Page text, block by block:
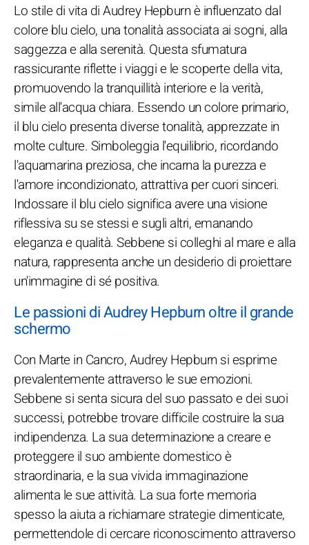
Lo stile di vita di Audrey Hepburn è influenzato dal
colore blu cielo, una tonalità associata ai sogni, alla
saggezza e alla serenità. Questa sfumatura
rassicurante riflette i viaggi e le scoperte della vita,
promuovendo la tranquillità interiore e la verità,
simile all'acqua chiara. Essendo un colore primario,
il blu cielo presenta diverse tonalità, apprezzate in
molte culture. Simboleggia l'equilibrio, ricordando
l'aquamarina preziosa, che incarna la purezza e
l'amore incondizionato, attrattiva per cuori sinceri.
Indossare il blu cielo significa avere una visione
riflessiva su se stessi e sugli altri, emanando
eleganza e qualità. Sebbene si colleghi al mare e alla
natura, rappresenta anche un desiderio di proiettare
un'immagine di sé positiva.
Le passioni di Audrey Hepburn oltre il grande
schermo
Con Marte in Cancro, Audrey Hepburn si esprime
prevalentemente attraverso le sue emozioni.
Sebbene si senta sicura del suo passato e dei suoi
successi, potrebbe trovare difficile costruire la sua
indipendenza. La sua determinazione a creare e
proteggere il suo ambiente domestico è
straordinaria, e la sua vivida immaginazione
alimenta le sue attività. La sua forte memoria
spesso la aiuta a richiamare strategie dimenticate,
permettendole di cercare riconoscimento attraverso